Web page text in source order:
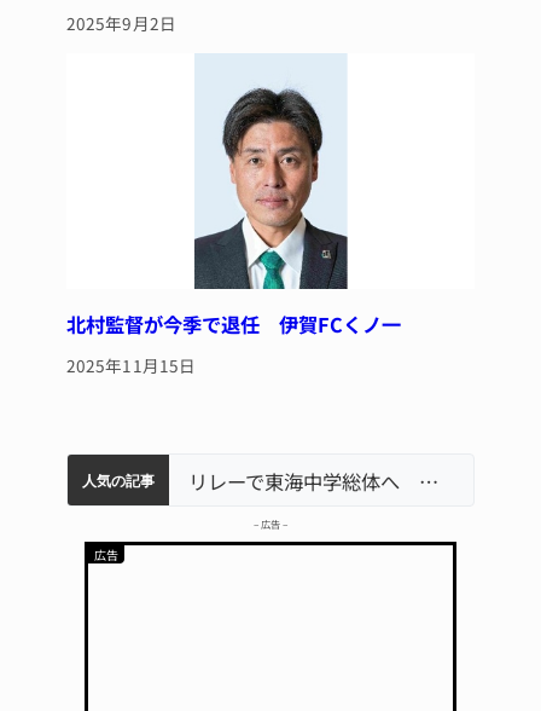
2025年9月2日
北村監督が今季で退任 伊賀FCくノ一
2025年11月15日
人気の記事
軽乗用車が田んぼに転落 運転の70歳女性死亡 伊賀市で
中学校の陶壁モニュメント 地元建設会社がボランティアで清掃 伊賀名張市立病院のDMAT、熊本地震の被災地へ 能登以来3回目の派遣
【インターハイ⑨】ソフトテニス ミス減らし上位狙う 近大高専 リレーで東海中学総体へ 伊賀・名張
– 広告 –